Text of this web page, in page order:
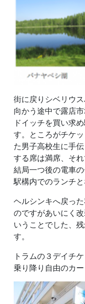
街に戻りシベリウ
向かう途中で露店
ドイッチを買い求
す。ところがチケ
た男子高校生に手
する席は満席、それ
結局一つ後の電車
駅構内でのランチと
ヘルシンキへ戻っ
のですがあいにく
いうことでした、
す。
トラムの３デイチ
乗り降り自由のカ